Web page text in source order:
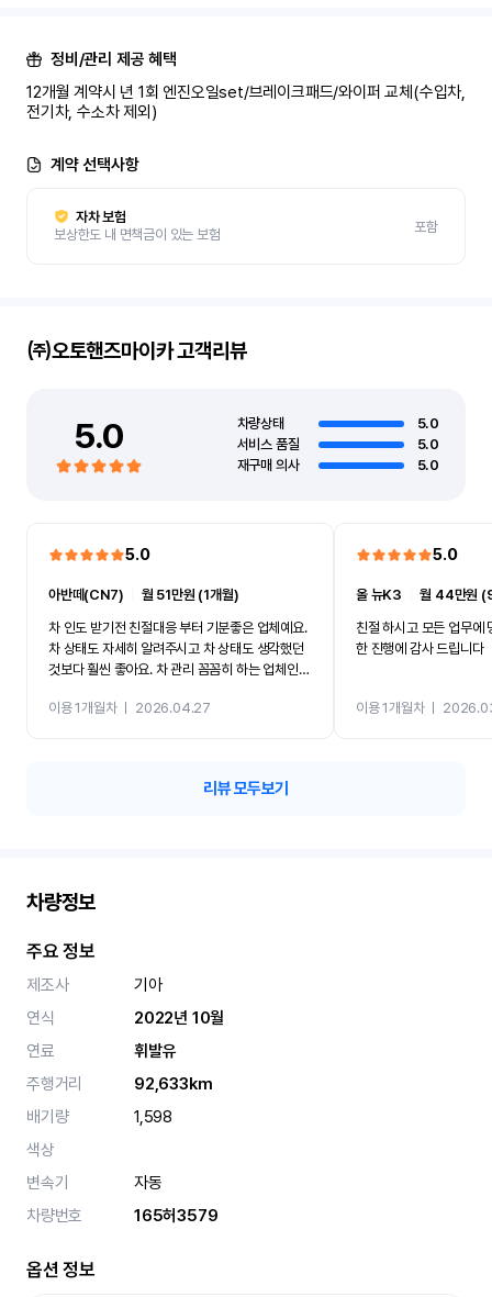
정비/관리 제공 혜택
12개월 계약시 년 1회 엔진오일set/브레이크패드/와이퍼 교체(수입차,
전기차, 수소차 제외)
계약 선택사항
자차 보험
보상한도 내 면책금이 있는 보험
포함
㈜오토핸즈마이카고객리뷰
5.0 차량상태
5.0
서비스 품질
5.0
재구매 의사
5.0
5.0
아반떼(CN7)
월 51만원 (1개월)
차 인도 받기전 친절대응 부터 기분좋은 업체예요.
차 상태도 자세히 알려주시고 차 상태도 생각했던
것보다 훨씬 좋아요. 차 관리 꼼꼼히 하는 업체인것
이용 1개월차ㅣ 2026.04.27
5.0
올 뉴K3 ㅣ월 44만원
친절 하시고 모든 업무에
한 진행에 감사 드립니다
이용 1개월차ㅣ
리뷰 모두보기
차량정보
주요 정보
제조사
기아
연식
2022년 10월
연료
휘발유
주행거리
92,633km
배기량
1,598
색상
변속기
자동
차량번호
165허3579
옵션 정보